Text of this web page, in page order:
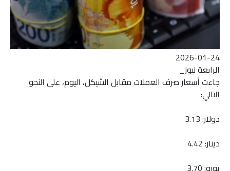
2026-01-24
الرابعة نيوز_
جاءت أسعار صرف العملات مقابل الشيكل، اليوم، على النحو
التالي:
دولار: 3.13
دينار: 4.42
يورو: 3.70